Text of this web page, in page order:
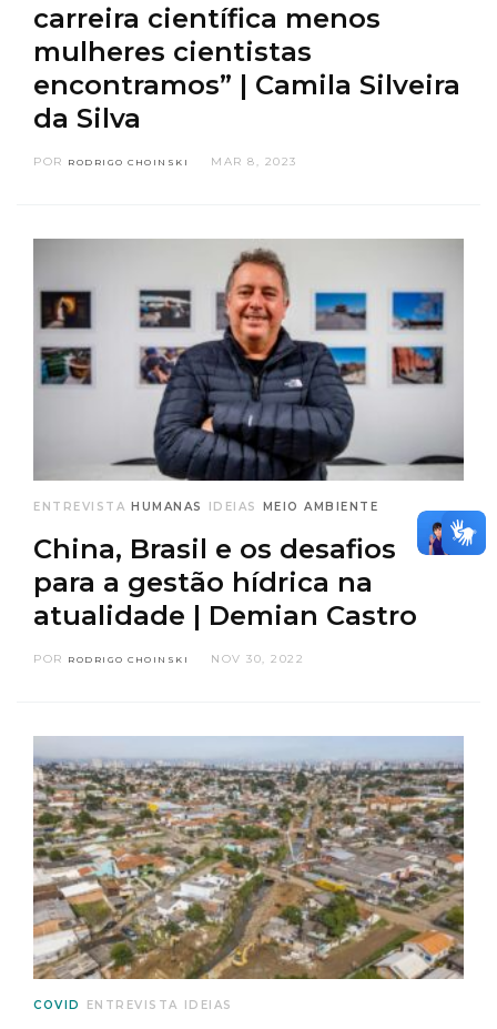
carreira científica menos
mulheres cientistas
encontramos” | Camila Silveira
da Silva
POR RODRIGO CHOINSKI MAR 8, 2023
ENTREVISTA HUMANAS IDEIAS MEIO AMBIENTE
China, Brasil e os desafios
para a gestão hídrica na
atualidade | Demian Castro
POR RODRIGO CHOINSKI NOV 30, 2022
COVID ENTREVISTA IDEIAS